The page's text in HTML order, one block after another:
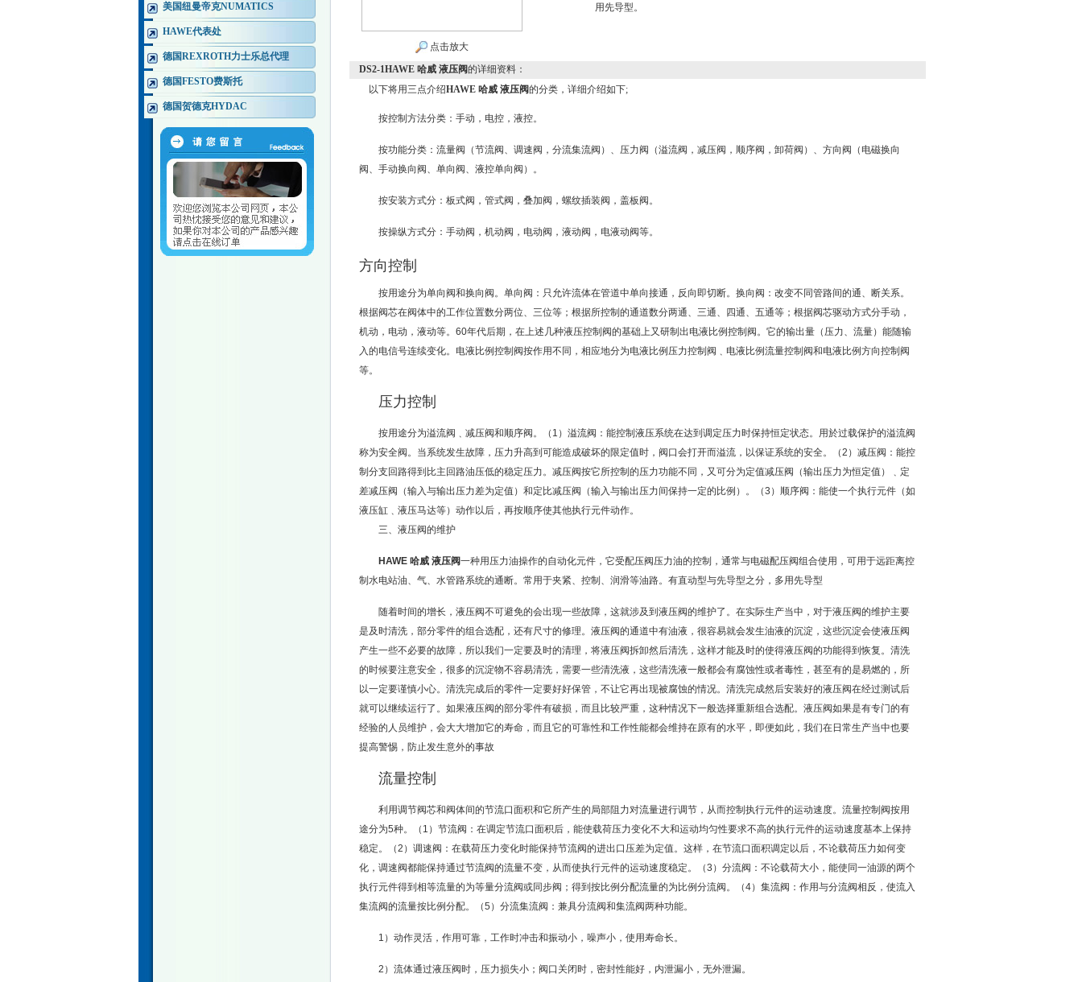
美国纽曼帝克NUMATICS
HAWE代表处
德国REXROTH力士乐总代理
德国FESTO费斯托
德国贺德克HYDAC
点击放大
用先导型。
DS2-1HAWE 哈威 液压阀的详细资料：
以下将用三点介绍HAWE 哈威 液压阀的分类，详细介绍如下;
按控制方法分类：手动，电控，液控。
按功能分类：流量阀（节流阀、调速阀，分流集流阀）、压力阀（溢流阀，减压阀，顺序阀，卸荷阀）、方向阀（电磁换向
阀、手动换向阀、单向阀、液控单向阀）。
按安装方式分：板式阀，管式阀，叠加阀，螺纹插装阀，盖板阀。
按操纵方式分：手动阀，机动阀，电动阀，液动阀，电液动阀等。
方向控制
按用途分为单向阀和换向阀。单向阀：只允许流体在管道中单向接通，反向即切断。换向阀：改变不同管路间的通、断关系。
根据阀芯在阀体中的工作位置数分两位、三位等；根据所控制的通道数分两通、三通、四通、五通等；根据阀芯驱动方式分手动，
机动，电动，液动等。60年代后期，在上述几种液压控制阀的基础上又研制出电液比例控制阀。它的输出量（压力、流量）能随输
入的电信号连续变化。电液比例控制阀按作用不同，相应地分为电液比例压力控制阀﹑电液比例流量控制阀和电液比例方向控制阀
等。
压力控制
按用途分为溢流阀﹑减压阀和顺序阀。（1）溢流阀：能控制液压系统在达到调定压力时保持恒定状态。用於过载保护的溢流阀
称为安全阀。当系统发生故障，压力升高到可能造成破坏的限定值时，阀口会打开而溢流，以保证系统的安全。（2）减压阀：能控
制分支回路得到比主回路油压低的稳定压力。减压阀按它所控制的压力功能不同，又可分为定值减压阀（输出压力为恒定值）﹑定
差减压阀（输入与输出压力差为定值）和定比减压阀（输入与输出压力间保持一定的比例）。（3）顺序阀：能使一个执行元件（如
液压缸﹑液压马达等）动作以后，再按顺序使其他执行元件动作。
三、液压阀的维护
HAWE 哈威 液压阀一种用压力油操作的自动化元件，它受配压阀压力油的控制，通常与电磁配压阀组合使用，可用于远距离控
制水电站油、气、水管路系统的通断。常用于夹紧、控制、润滑等油路。有直动型与先导型之分，多用先导型
随着时间的增长，液压阀不可避免的会出现一些故障，这就涉及到液压阀的维护了。在实际生产当中，对于液压阀的维护主要
是及时清洗，部分零件的组合选配，还有尺寸的修理。液压阀的通道中有油液，很容易就会发生油液的沉淀，这些沉淀会使液压阀
产生一些不必要的故障，所以我们一定要及时的清理，将液压阀拆卸然后清洗，这样才能及时的使得液压阀的功能得到恢复。清洗
的时候要注意安全，很多的沉淀物不容易清洗，需要一些清洗液，这些清洗液一般都会有腐蚀性或者毒性，甚至有的是易燃的，所
以一定要谨慎小心。清洗完成后的零件一定要好好保管，不让它再出现被腐蚀的情况。清洗完成然后安装好的液压阀在经过测试后
就可以继续运行了。如果液压阀的部分零件有破损，而且比较严重，这种情况下一般选择重新组合选配。液压阀如果是有专门的有
经验的人员维护，会大大增加它的寿命，而且它的可靠性和工作性能都会维持在原有的水平，即便如此，我们在日常生产当中也要
提高警惕，防止发生意外的事故
流量控制
利用调节阀芯和阀体间的节流口面积和它所产生的局部阻力对流量进行调节，从而控制执行元件的运动速度。流量控制阀按用
途分为5种。（1）节流阀：在调定节流口面积后，能使载荷压力变化不大和运动均匀性要求不高的执行元件的运动速度基本上保持
稳定。（2）调速阀：在载荷压力变化时能保持节流阀的进出口压差为定值。这样，在节流口面积调定以后，不论载荷压力如何变
化，调速阀都能保持通过节流阀的流量不变，从而使执行元件的运动速度稳定。（3）分流阀：不论载荷大小，能使同一油源的两个
执行元件得到相等流量的为等量分流阀或同步阀；得到按比例分配流量的为比例分流阀。（4）集流阀：作用与分流阀相反，使流入
集流阀的流量按比例分配。（5）分流集流阀：兼具分流阀和集流阀两种功能。
1）动作灵活，作用可靠，工作时冲击和振动小，噪声小，使用寿命长。
2）流体通过液压阀时，压力损失小；阀口关闭时，密封性能好，内泄漏小，无外泄漏。